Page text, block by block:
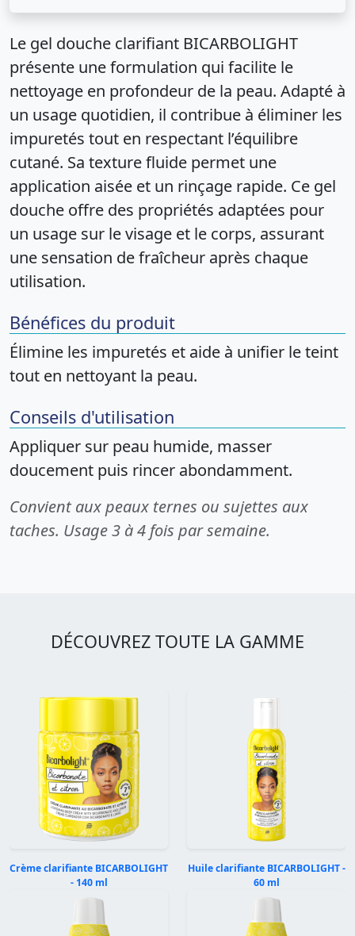
Le gel douche clarifiant BICARBOLIGHT
présente une formulation qui facilite le
nettoyage en profondeur de la peau. Adapté à
un usage quotidien, il contribue à éliminer les
impuretés tout en respectant l’équilibre
cutané. Sa texture fluide permet une
application aisée et un rinçage rapide. Ce gel
douche offre des propriétés adaptées pour
un usage sur le visage et le corps, assurant
une sensation de fraîcheur après chaque
utilisation.
Bénéfices du produit
Élimine les impuretés et aide à unifier le teint
tout en nettoyant la peau.
Conseils d'utilisation
Appliquer sur peau humide, masser
doucement puis rincer abondamment.
Convient aux peaux ternes ou sujettes aux
taches. Usage 3 à 4 fois par semaine.
DÉCOUVREZ TOUTE LA GAMME
Crème clarifiante BICARBOLIGHT
- 140 ml
Huile clarifiante BICARBOLIGHT -
60 ml